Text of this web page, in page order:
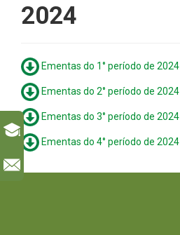
2024
Ementas do 1° período de 2024
Ementas do 2° período de 2024
Ementas do 3° período de 2024
Ementas do 4° período de 2024